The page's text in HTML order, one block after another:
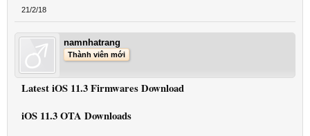
21/2/18
namnhatrang
Thành viên mới
Latest iOS 11.3 Firmwares Download
iOS 11.3 OTA Downloads